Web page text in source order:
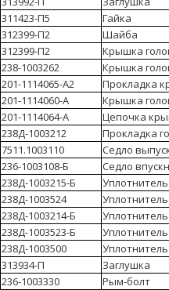
311423-П5
Гайка
312399-П2
Шайба
312399-П2
Крышка
238-1003262
Крышка
201-1114065-А2
Прокладка
201-1114060-А
Крышка
201-1114064-А
Цепочка
238Д-1003212
Прокладка
7511.1003110
Седло
236-1003108-Б
Седло
238Д-1003215-Б
238Д-1003524
Уплотнитель
238Д-1003214-Б
238Д-1003523-Б
238Д-1003500
313934-П
Заглушка
236-1003330 Рым-болт